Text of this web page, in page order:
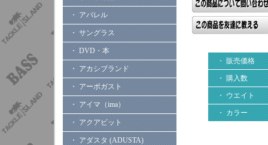
・ アパレル
・ サングラス
・ DVD・本
・ アカシブランド
・ アーボガスト
・ アイマ（ima）
・ アクアビット
・ アダスタ (ADUSTA)
・ 販売価格
・ 購入数
・ ウエイト
・ カラー